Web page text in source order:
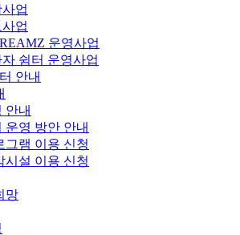
업
업
운영사업
쉼터 운영사업
안내
안내
운영 방안 안내
그램 이용 신청
시설 이용 신청
망